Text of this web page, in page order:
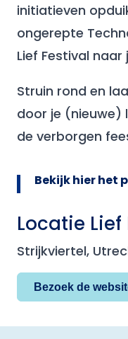
initiatieven
ongerepte
Lief Festival naar
Struin rond en
door je (nieuwe)
de verborgen
Bekijk hier het
Locatie Lief
Strijkviertel,
Bezoek de